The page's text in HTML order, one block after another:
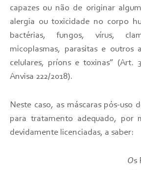
capazes ou não de originar
alergia ou toxicidade no corpo
bactérias, fungos, vírus,
micoplasmas, parasitas e outros
celulares, príons e toxinas” (Art.
Anvisa 222/2018).
Neste caso, as máscaras pós-uso
para tratamento adequado, por
devidamente licenciadas, a saber:
Os